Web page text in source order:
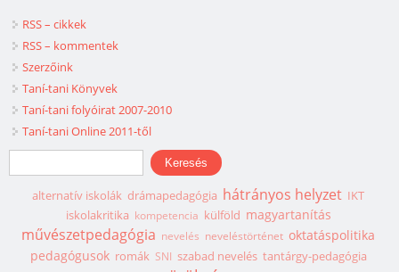
RSS – cikkek
RSS – kommentek
Szerzőink
Taní-tani Könyvek
Taní-tani folyóirat 2007-2010
Taní-tani Online 2011-től
Keresés űrlap
Keresés
alternatív iskolák drámapedagógia hátrányos helyzet IKT
iskolakritika kompetencia külföld magyartanítás
művészetpedagógia nevelés neveléstörténet oktatáspolitika
pedagógusok romák SNI szabad nevelés tantárgy-pedagógia